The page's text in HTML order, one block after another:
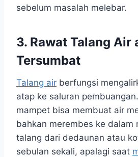
sebelum masalah melebar.
3. Rawat Talang Air
Tersumbat
Talang air berfungsi
atap ke saluran
mampet bisa membuat air
bahkan merembes ke dalam
talang dari dedaunan atau
sebulan sekali, apalagi saat